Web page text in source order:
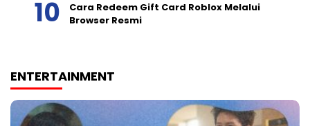
Cara Redeem Gift Card Roblox Melalui
Browser Resmi
ENTERTAINMENT